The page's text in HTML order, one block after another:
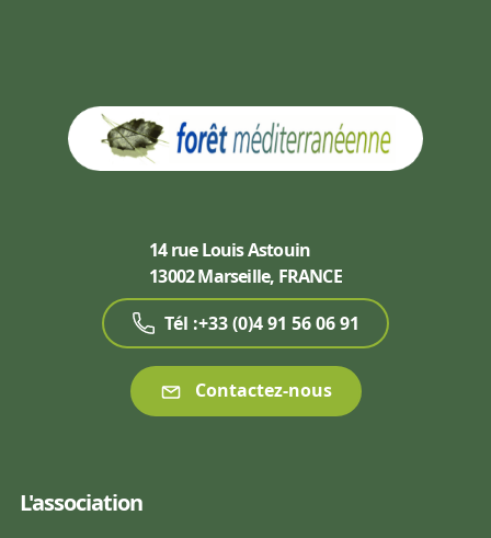
14 rue Louis Astouin
13002 Marseille, FRANCE
Tél :+33 (0)4 91 56 06 91
Contactez-nous
L'association